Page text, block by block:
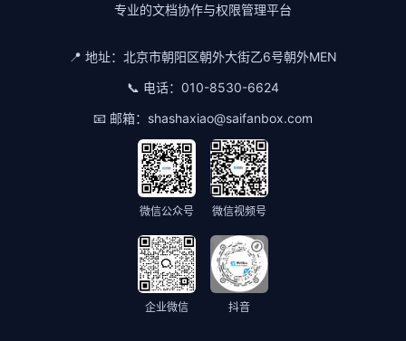
专业的文档协作与权限管理平台
📍 地址： 北京市朝阳区朝外大街乙6号朝外MEN
📞 电话： 010-8530-6624
📧 邮箱： shashaxiao@saifanbox.com
微信公众号 微信视频号
企业微信 抖音